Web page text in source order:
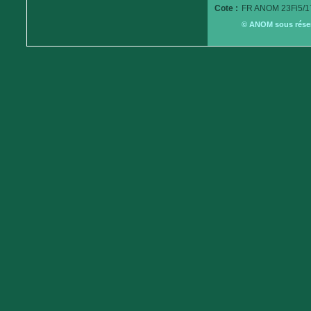
Cote : FR ANOM 23Fi5/
© ANOM sous